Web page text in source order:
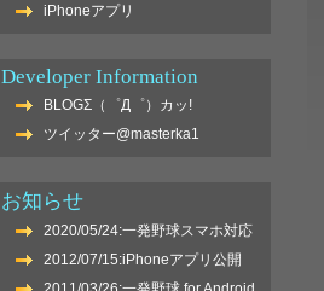
iPhoneアプリ
Developer Information
BLOGΣ（゜Д゜）カッ!
ツイッター@masterka1
お知らせ
2020/05/24:一発野球スマホ対応
2012/07/15:iPhoneアプリ公開